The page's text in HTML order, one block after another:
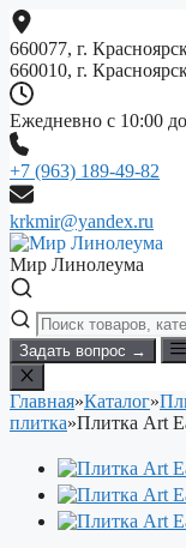
Перейти
к
содержимому
660077, г.
660010, г.
Ежедневно с 10:00
+7 (963) 189-49-82
krkmir@yandex.ru
Мир Линолеума
Задать вопрос →
Главная»Каталог»
плитка»Плитка Art